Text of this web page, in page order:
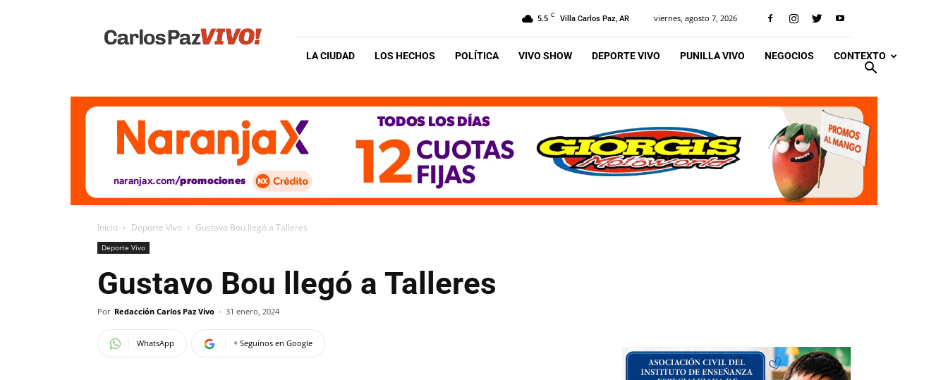
Vivo
5.5 C Villa Carlos Paz, AR viernes, agosto 7, 2026
LA CIUDAD LOS HECHOS POLÍTICA VIVO SHOW DEPORTE VIVO PUNILLA VIVO NEGOCIOS CONTEXTO
Inicio Deporte Vivo Gustavo Bou llegó a Talleres
Deporte Vivo
Gustavo Bou llegó a Talleres
Por Redacción Carlos Paz Vivo - 31 enero, 2024
WhatsApp + Seguinos en Google